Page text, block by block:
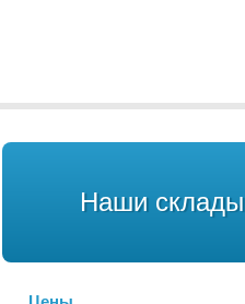
Наши склады